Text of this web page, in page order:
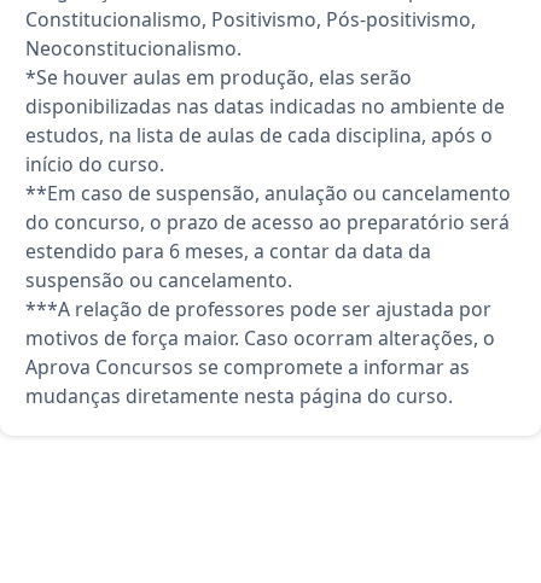
Constitucionalismo, Positivismo, Pós-positivismo,
Neoconstitucionalismo.
*Se houver aulas em produção, elas serão
disponibilizadas nas datas indicadas no ambiente de
estudos, na lista de aulas de cada disciplina, após o
início do curso.
**Em caso de suspensão, anulação ou cancelamento
do concurso, o prazo de acesso ao preparatório será
estendido para 6 meses, a contar da data da
suspensão ou cancelamento.
***A relação de professores pode ser ajustada por
motivos de força maior. Caso ocorram alterações, o
Aprova Concursos se compromete a informar as
mudanças diretamente nesta página do curso.